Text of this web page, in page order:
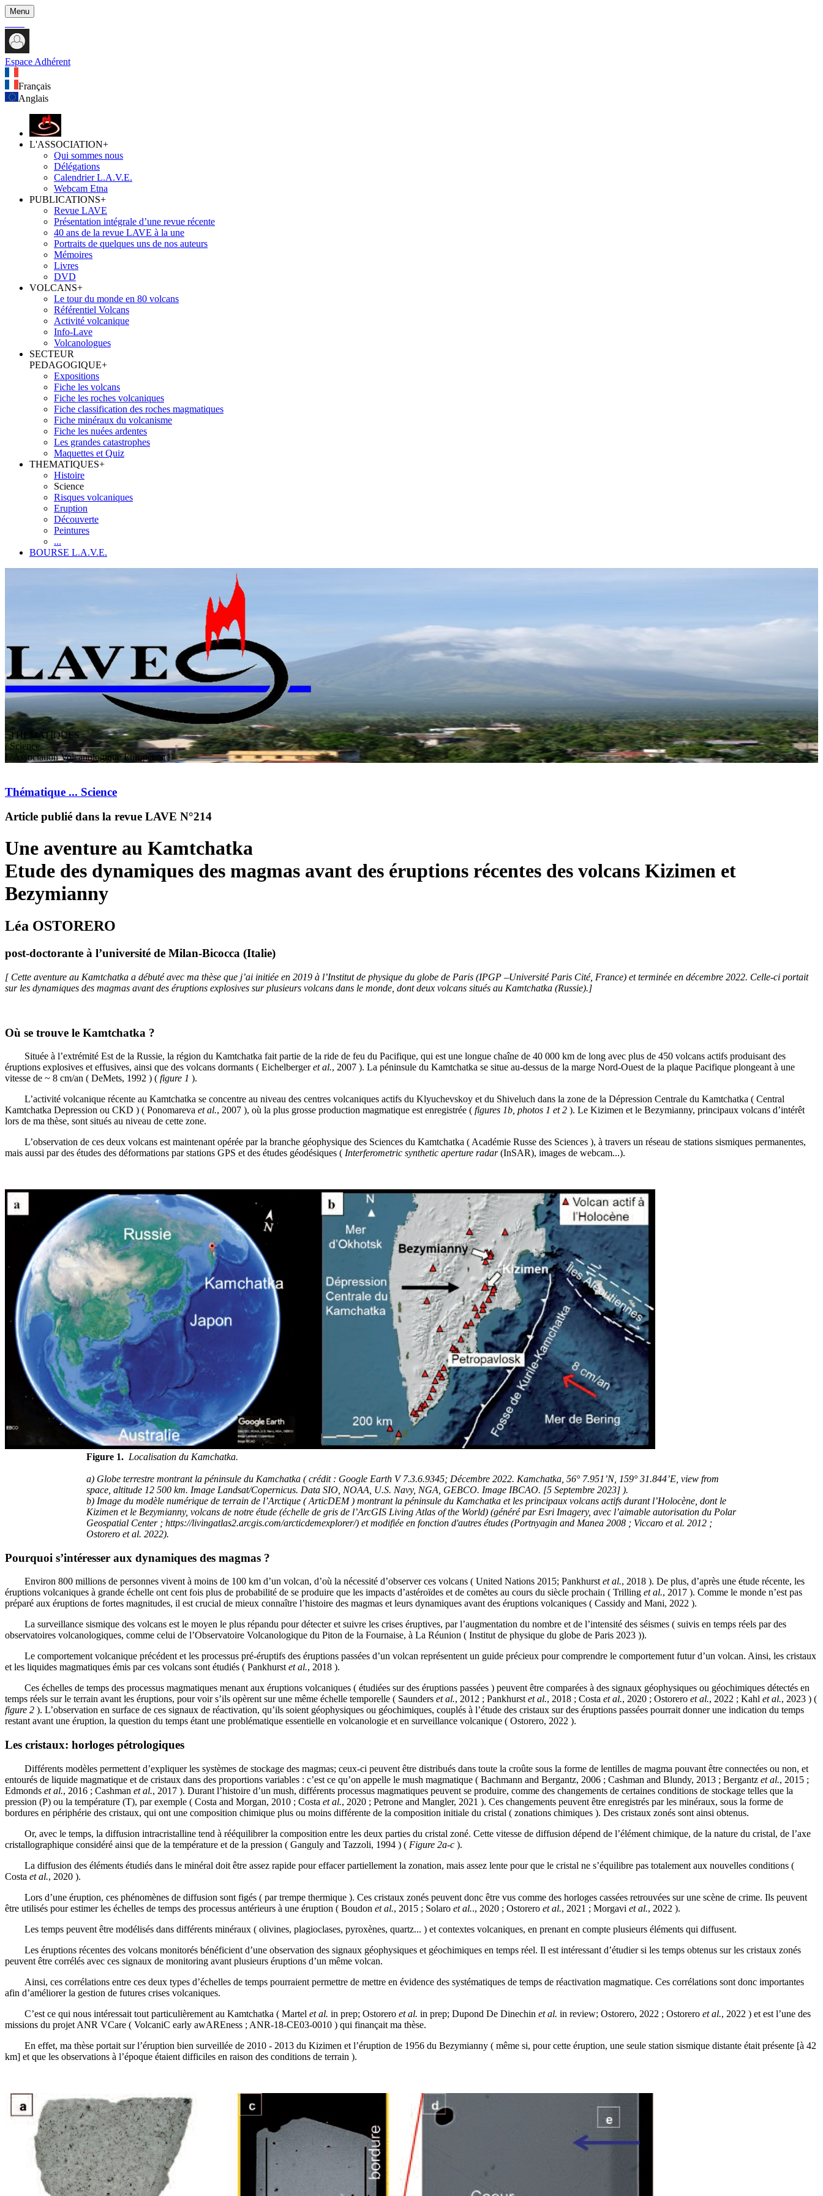
Menu
Espace Adhérent
Français
Anglais
L'ASSOCIATION+
Qui sommes nous
Délégations
Calendrier L.A.V.E.
Webcam Etna
PUBLICATIONS+
Revue LAVE
Présentation intégrale d’une revue récente
40 ans de la revue LAVE à la une
Portraits de quelques uns de nos auteurs
Mémoires
Livres
DVD
VOLCANS+
Le tour du monde en 80 volcans
Référentiel Volcans
Activité volcanique
Info-Lave
Volcanologues
SECTEUR
PEDAGOGIQUE+
Expositions
Fiche les volcans
Fiche les roches volcaniques
Fiche classification des roches magmatiques
Fiche minéraux du volcanisme
Fiche les nuées ardentes
Les grandes catastrophes
Maquettes et Quiz
THEMATIQUES+
Histoire
Science
Risques volcaniques
Eruption
Découverte
Peintures
...
BOURSE L.A.V.E.
THEMATIQUES
/ Science
L'AssociationVolcanologiqueEuropéenne
Thématique ... Science
Article publié dans la revue LAVE N°214
Une aventure au Kamtchatka
Etude des dynamiques des magmas avant des éruptions récentes des volcans Kizimen et
Bezymianny
Léa OSTORERO
post-doctorante à l’université de Milan-Bicocca (Italie)
[ Cette aventure au Kamtchatka a débuté avec ma thèse que j’ai initiée en 2019 à l’Institut de physique du globe de Paris (IPGP –Université Paris Cité, France) et terminée en décembre 2022. Celle-ci portait
sur les dynamiques des magmas avant des éruptions explosives sur plusieurs volcans dans le monde, dont deux volcans situés au Kamtchatka (Russie).]
Où se trouve le Kamtchatka ?
Située à l’extrémité Est de la Russie, la région du Kamtchatka fait partie de la ride de feu du Pacifique, qui est une longue chaîne de 40 000 km de long avec plus de 450 volcans actifs produisant des
éruptions explosives et effusives, ainsi que des volcans dormants ( Eichelbergeret al., 2007 ). La péninsule du Kamtchatka se situe au-dessus de la marge Nord-Ouest de la plaque Pacifique plongeant à une
vitesse de ~ 8 cm/an ( DeMets, 1992 ) ( figure 1 ).
L’activité volcanique récente au Kamtchatka se concentre au niveau des centres volcaniques actifs du Klyuchevskoy et du Shiveluch dans la zone de la Dépression Centrale du Kamtchatka ( Central
Kamtchatka Depression ou CKD ) ( Ponomareva et al., 2007 ), où la plus grosse production magmatique est enregistrée ( figures 1b, photos 1 et 2 ). Le Kizimen et le Bezymianny, principaux volcans d’intérêt
lors de ma thèse, sont situés au niveau de cette zone.
L’observation de ces deux volcans est maintenant opérée par la branche géophysique des Sciences du Kamtchatka ( Académie Russe des Sciences ), à travers un réseau de stations sismiques permanentes,
mais aussi par des études des déformations par stations GPS et des études géodésiques ( Interferometric synthetic aperture radar(InSAR), images de webcam...).
Figure 1. Localisation du Kamchatka.
a) Globe terrestre montrant la péninsule du Kamchatka ( crédit : Google Earth V 7.3.6.9345; Décembre 2022. Kamchatka, 56° 7.951’N, 159° 31.844’E, view from
space, altitude 12 500 km. Image Landsat/Copernicus. Data SIO, NOAA, U.S. Navy, NGA, GEBCO. Image IBCAO. [5 Septembre 2023] ).
b) Image du modèle numérique de terrain de l’Arctique ( ArticDEM ) montrant la péninsule du Kamchatka et les principaux volcans actifs durant l’Holocène, dont le
Kizimen et le Bezymianny, volcans de notre étude (échelle de gris de l’ArcGIS Living Atlas of the World) (généré par Esri Imagery, avec l’aimable autorisation du Polar
Geospatial Center ; https://livingatlas2.arcgis.com/arcticdemexplorer/) et modifiée en fonction d'autres études (Portnyagin and Manea 2008 ; Viccaro et al. 2012 ;
Ostorero et al. 2022).
Pourquoi s’intéresser aux dynamiques des magmas ?
Environ 800 millions de personnes vivent à moins de 100 km d’un volcan, d’où la nécessité d’observer ces volcans ( United Nations 2015; Pankhurst et al., 2018 ). De plus, d’après une étude récente, les
éruptions volcaniques à grande échelle ont cent fois plus de probabilité de se produire que les impacts d’astéroïdes et de comètes au cours du siècle prochain ( Trilling et al., 2017 ). Comme le monde n’est pas
préparé aux éruptions de fortes magnitudes, il est crucial de mieux connaître l’histoire des magmas et leurs dynamiques avant des éruptions volcaniques ( Cassidy and Mani, 2022 ).
La surveillance sismique des volcans est le moyen le plus répandu pour détecter et suivre les crises éruptives, par l’augmentation du nombre et de l’intensité des séismes ( suivis en temps réels par des
observatoires volcanologiques, comme celui de l’Observatoire Volcanologique du Piton de la Fournaise, à La Réunion ( Institut de physique du globe de Paris 2023 )).
Le comportement volcanique précédent et les processus pré-éruptifs des éruptions passées d’un volcan représentent un guide précieux pour comprendre le comportement futur d’un volcan. Ainsi, les cristaux
et les liquides magmatiques émis par ces volcans sont étudiés ( Pankhurst et al., 2018 ).
Ces échelles de temps des processus magmatiques menant aux éruptions volcaniques ( étudiées sur des éruptions passées ) peuvent être comparées à des signaux géophysiques ou géochimiques détectés en
temps réels sur le terrain avant les éruptions, pour voir s’ils opèrent sur une même échelle temporelle ( Saunders et al., 2012 ; Pankhurst et al., 2018 ; Costa et al., 2020 ; Ostorero et al., 2022 ; Kahl et al., 2023 ) (
figure 2 ). L’observation en surface de ces signaux de réactivation, qu’ils soient géophysiques ou géochimiques, couplés à l’étude des cristaux sur des éruptions passées pourrait donner une indication du temps
restant avant une éruption, la question du temps étant une problématique essentielle en volcanologie et en surveillance volcanique ( Ostorero, 2022 ).
Les cristaux: horloges pétrologiques
Différents modèles permettent d’expliquer les systèmes de stockage des magmas; ceux-ci peuvent être distribués dans toute la croûte sous la forme de lentilles de magma pouvant être connectées ou non, et
entourés de liquide magmatique et de cristaux dans des proportions variables : c’est ce qu’on appelle le mush magmatique ( Bachmann and Bergantz, 2006 ; Cashman and Blundy, 2013 ; Bergantz et al., 2015 ;
Edmonds et al., 2016 ; Cashman et al., 2017 ). Durant l’histoire d’un mush, différents processus magmatiques peuvent se produire, comme des changements de certaines conditions de stockage telles que la
pression (P) ou la température (T), par exemple ( Costa and Morgan, 2010 ; Costa et al., 2020 ; Petrone and Mangler, 2021 ). Ces changements peuvent être enregistrés par les minéraux, sous la forme de
bordures en périphérie des cristaux, qui ont une composition chimique plus ou moins différente de la composition initiale du cristal ( zonations chimiques ). Des cristaux zonés sont ainsi obtenus.
Or, avec le temps, la diffusion intracristalline tend à rééquilibrer la composition entre les deux parties du cristal zoné. Cette vitesse de diffusion dépend de l’élément chimique, de la nature du cristal, de l’axe
cristallographique considéré ainsi que de la température et de la pression ( Ganguly and Tazzoli, 1994 ) ( Figure 2a-c ).
La diffusion des éléments étudiés dans le minéral doit être assez rapide pour effacer partiellement la zonation, mais assez lente pour que le cristal ne s’équilibre pas totalement aux nouvelles conditions (
Costa et al., 2020 ).
Lors d’une éruption, ces phénomènes de diffusion sont figés ( par trempe thermique ). Ces cristaux zonés peuvent donc être vus comme des horloges cassées retrouvées sur une scène de crime. Ils peuvent
être utilisés pour estimer les échelles de temps des processus antérieurs à une éruption ( Boudon et al., 2015 ; Solaro et al.., 2020 ; Ostorero et al., 2021 ; Morgavi et al., 2022 ).
Les temps peuvent être modélisés dans différents minéraux ( olivines, plagioclases, pyroxènes, quartz... ) et contextes volcaniques, en prenant en compte plusieurs éléments qui diffusent.
Les éruptions récentes des volcans monitorés bénéficient d’une observation des signaux géophysiques et géochimiques en temps réel. Il est intéressant d’étudier si les temps obtenus sur les cristaux zonés
peuvent être corrélés avec ces signaux de monitoring avant plusieurs éruptions d’un même volcan.
Ainsi, ces corrélations entre ces deux types d’échelles de temps pourraient permettre de mettre en évidence des systématiques de temps de réactivation magmatique. Ces corrélations sont donc importantes
afin d’améliorer la gestion de futures crises volcaniques.
C’est ce qui nous intéressait tout particulièrement au Kamtchatka ( Martel et al. in prep; Ostorero et al. in prep; Dupond De Dinechin et al. in review; Ostorero, 2022 ; Ostorero et al., 2022 ) et est l’une des
missions du projet ANR VCare ( VolcaniC early awAREness ; ANR-18-CE03-0010 ) qui finançait ma thèse.
En effet, ma thèse portait sur l’éruption bien surveillée de 2010 - 2013 du Kizimen et l’éruption de 1956 du Bezymianny ( même si, pour cette éruption, une seule station sismique distante était présente [à 42
km] et que les observations à l’époque étaient difficiles en raison des conditions de terrain ).